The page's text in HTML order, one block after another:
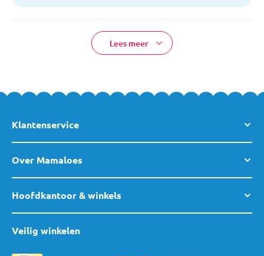
Lees meer
Klantenservice
Over Mamaloes
Hoofdkantoor & winkels
Veilig winkelen